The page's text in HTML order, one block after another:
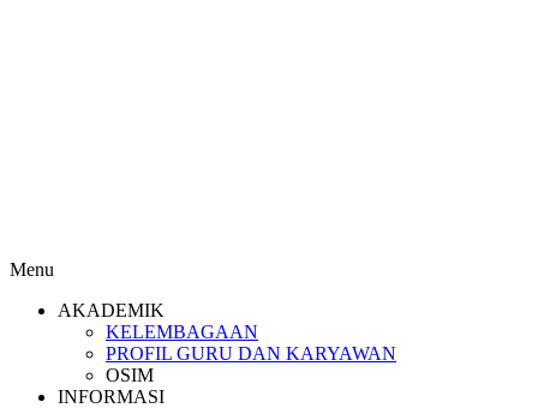
Menu
AKADEMIK
KELEMBAGAAN
PROFIL GURU DAN KARYAWAN
OSIM
INFORMASI